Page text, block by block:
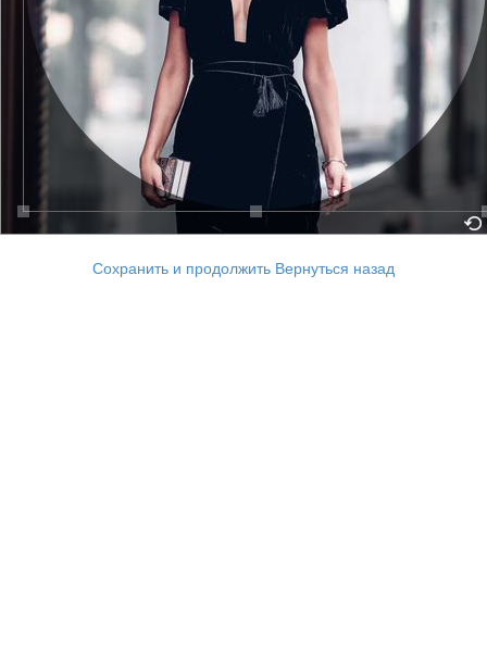
Сохранить и продолжить Вернуться назад